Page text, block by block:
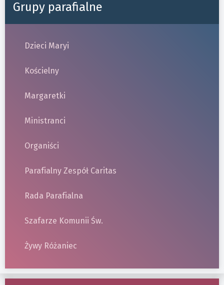
Grupy parafialne
Dzieci Maryi
Kościelny
Margaretki
Ministranci
Organiści
Parafialny Zespół Caritas
Rada Parafialna
Szafarze Komunii Św.
Żywy Różaniec